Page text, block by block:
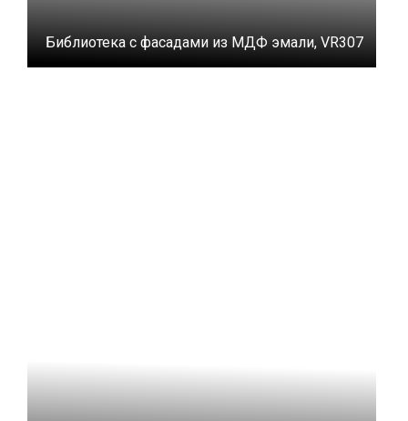
Библиотека с фасадами из МДФ эмали, VR307